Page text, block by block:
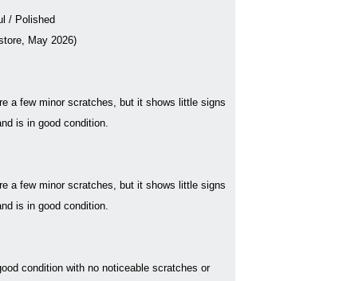
/ Polished
May 2026)
a few minor scratches, but it shows little signs
is in good condition.
a few minor scratches, but it shows little signs
is in good condition.
condition with no noticeable scratches or